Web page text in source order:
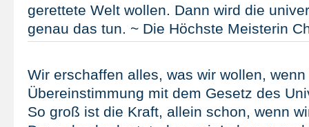
gerettete Welt wollen. Dann wird die
genau das tun. ~ Die Höchste Meisterin
Wir erschaffen alles, was wir wollen,
Übereinstimmung mit dem Gesetz des
So groß ist die Kraft, allein schon, wenn